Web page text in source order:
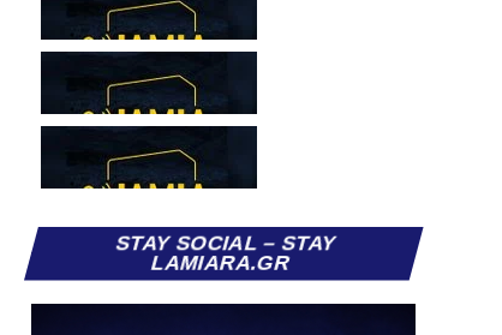
STAY SOCIAL – STAY
LAMIARA.GR